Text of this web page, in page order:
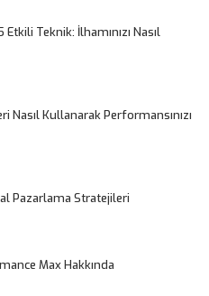
Etkili Teknik: İlhamınızı Nasıl
Nasıl Kullanarak Performansınızı
Pazarlama Stratejileri
Max Hakkında